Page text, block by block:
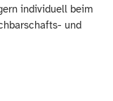
individuell beim
und